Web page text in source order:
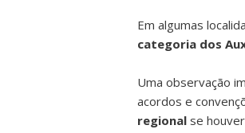
Em algumas
categoria dos
Uma observação
acordos e
regional se